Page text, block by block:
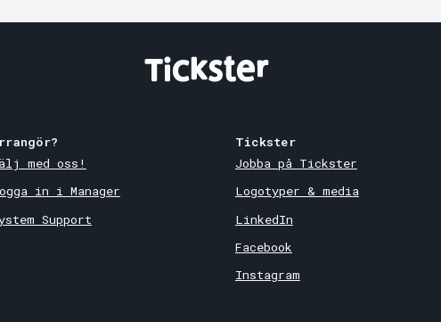
med oss!
in i Manager
Support
Tickster
Jobba på Tickster
Logotyper & media
LinkedIn
Facebook
Instagram